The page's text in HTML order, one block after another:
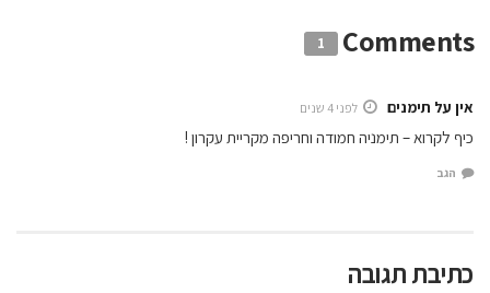
Comments
1
אין על תימנים לפני 4 שנים
כיף לקרוא – תימניה חמודה וחריפה מקריית עקרון !
הגב
כתיבת תגובה